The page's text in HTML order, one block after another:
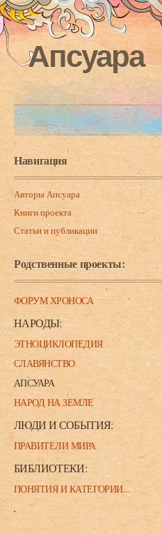
Апсуара
Навигация
Авторы Апсуара
Книги проекта
Статьи и публикации
Родственные проекты:
ФОРУМ ХРОНОСА
НАРОДЫ:
ЭТНОЦИКЛОПЕДИЯ
СЛАВЯНСТВО
АПСУАРА
НАРОД НА ЗЕМЛЕ
ЛЮДИ И СОБЫТИЯ:
ПРАВИТЕЛИ МИРА
БИБЛИОТЕКИ:
ПОНЯТИЯ И КАТЕГОРИИ...